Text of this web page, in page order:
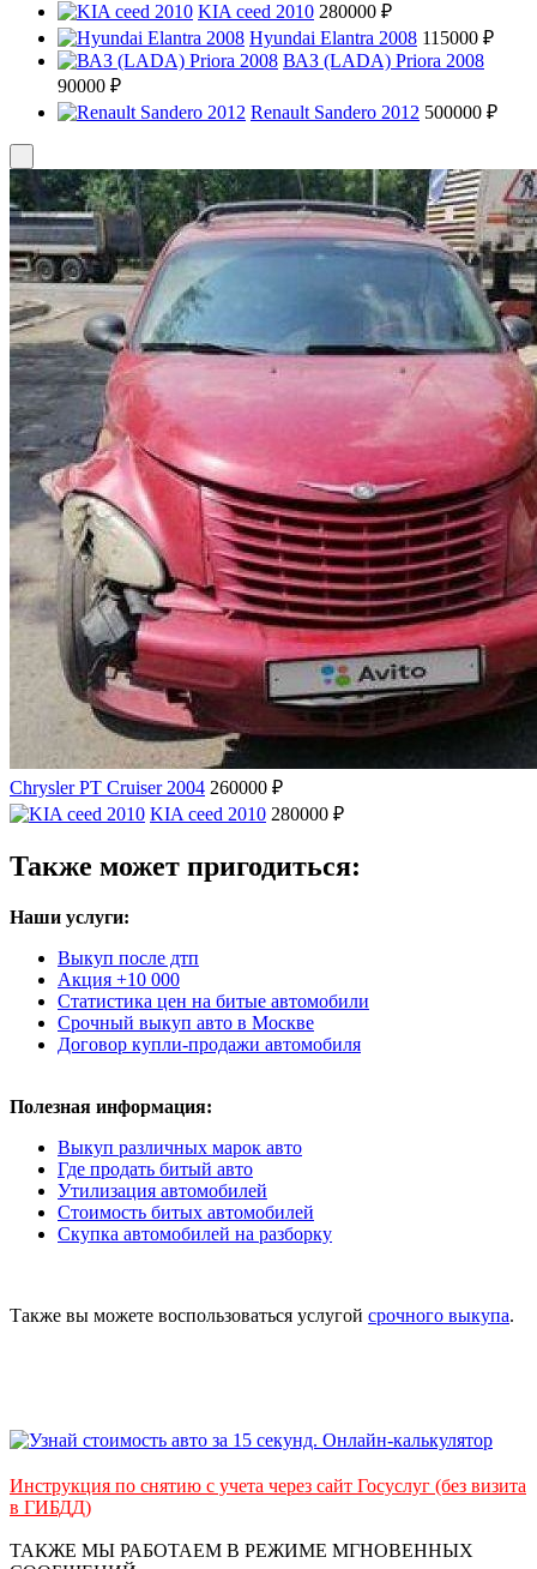
KIA ceed 2010 280000 ₽
Hyundai Elantra 2008 115000 ₽
ВАЗ (LADA) Priora 2008
90000 ₽
Renault Sandero 2012 500000 ₽
Chrysler PT Cruiser 2004 260000 ₽
KIA ceed 2010 280000 ₽
Также может пригодиться:
Наши услуги:
Выкуп после дтп
Акция +10 000
Статистика цен на битые автомобили
Срочный выкуп авто в Москве
Договор купли-продажи автомобиля
Полезная информация:
Выкуп различных марок авто
Где продать битый авто
Утилизация автомобилей
Стоимость битых автомобилей
Скупка автомобилей на разборку
Также вы можете воспользоваться услугой срочного выкупа.
Инструкция по снятию с учета через сайт Госуслуг (без визита
в ГИБДД)
ТАКЖЕ МЫ РАБОТАЕМ В РЕЖИМЕ МГНОВЕННЫХ